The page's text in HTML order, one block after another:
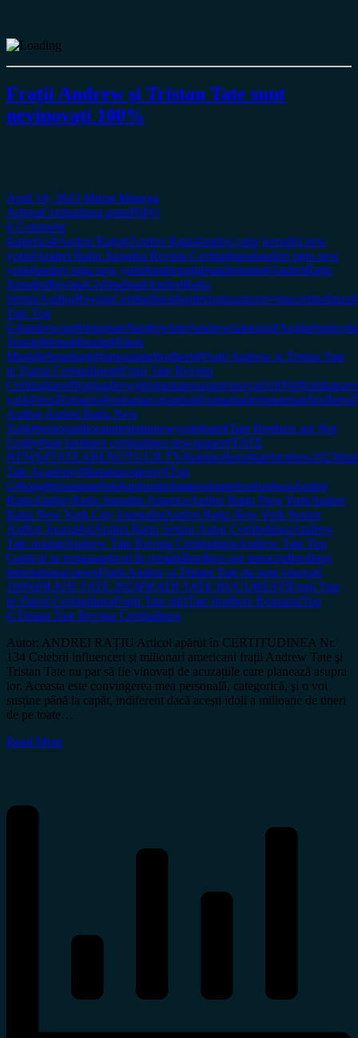
Frații Andrew şi Tristan Tate sunt
nevinovați 100%
April 10, 2023 Miron Manega
ArhivaCertitudinea printINFO
0 Comment
#america#Andrei Rațiu#Andrei Ratiu#andrei ratiu jurnalist new
york#Andrei Ratiu Jurnalist Revista Certitudinea#andrei ratiu new
york#andrei rațiu new york#andreirațiu#andreiratiu#AndreiRațiu
JurnalistRevistaCertitudina#AndreiRatiu
SeniorAuthorRevistaCertitudinea#andreiratiuautorrevistacertitudinea
Tate Top
G#andrewandtristantate#andrewtate#andrewtatetopg#Anglia
Trump#donaldtrump#Elton
Musk#eltonmusk#famoustatebrothers#Frații Andrew şi Tristan Tate
in Ziarul Certitudinea#Fratii Tate Revista
Certitudinea#frațiiandrewşitristantatenusuntvinovati100%
york#onu#romania#romaniacoruption#romaniadeepstatetatebrothers
Author Andrei Ratiu New
York#seniorauthorandreiratiunewyork#tate#Tate Brothers are Not
Guilty#tate brothers certitudinea newspaper#TATE
NEWS#TATEARENOTGUILTY#tatebrothers#tatebrothers2023
Tate Academy#thetateacademy#Top
G#topg#tristantate#uk#un#unitedstatesofamerica#us#usaAndrei
RatiuAndrei Ratiu Jurnalist AmericaAndrei Ratiu New YorkAndrei
Ratiu New York City JournalistAndrei Rațiu New York Senior
Author JournalistAndrei Ratiu Senior Autor CertitudineaAndrew
Tate noutatiAndrew Tate Revista CertitudineaAndrew Tate Top
Garticol in romanaarticol în românăbrothers are innocentbrothers
international newsFratii Andew si Tristan Tate nu sunt vinovati
100%FRATII TATE 2023FRATII TATE BUCURESTIFrații Tate
in Ziarul CertitudineaFrații Tate stiriTate brothers RomaniaTop
GTristan Tate Revista Certitudinea
Autor: ANDREI RAȚIU Articol apărut în CERTITUDINEA Nr.
134 Celebrii influenceri şi milionari americani frații Andrew Tate şi
Tristan Tate nu par să fie vinovați de acuzațiile care planează asupra
lor. Aceasta este convingerea mea personală, categorică, şi o voi
susține până la capăt, indiferent dacă aceşti idoli a milioane de tineri
de pe toate…
Read More